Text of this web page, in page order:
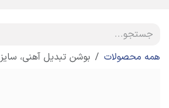
همه محصولات بوشن تبدیل آهنی، سایز 2.5*3